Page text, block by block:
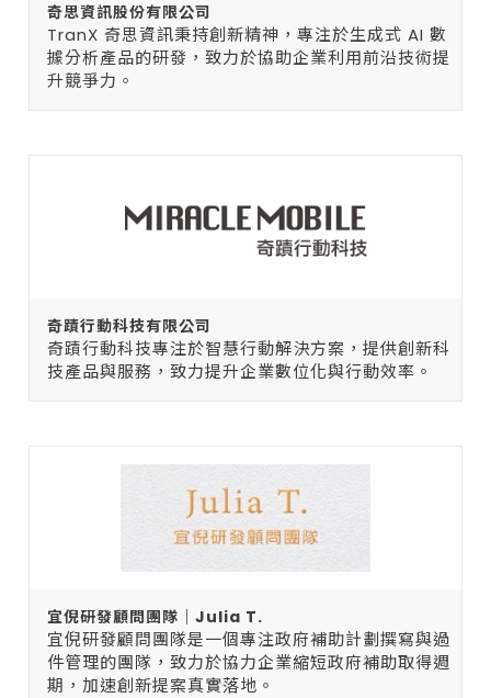
奇思資訊股份有限公司
TranX 奇思資訊秉持創新精神，專注於生成式 AI 數
據分析產品的研發，致力於協助企業利用前沿技術提
升競爭力。
奇蹟行動科技有限公司
奇蹟行動科技專注於智慧行動解決方案，提供創新科
技產品與服務，致力提升企業數位化與行動效率。
宜倪研發顧問團隊｜Julia T.
宜倪研發顧問團隊是一個專注政府補助計劃撰寫與過
件管理的團隊，致力於協力企業縮短政府補助取得週
期，加速創新提案真實落地。